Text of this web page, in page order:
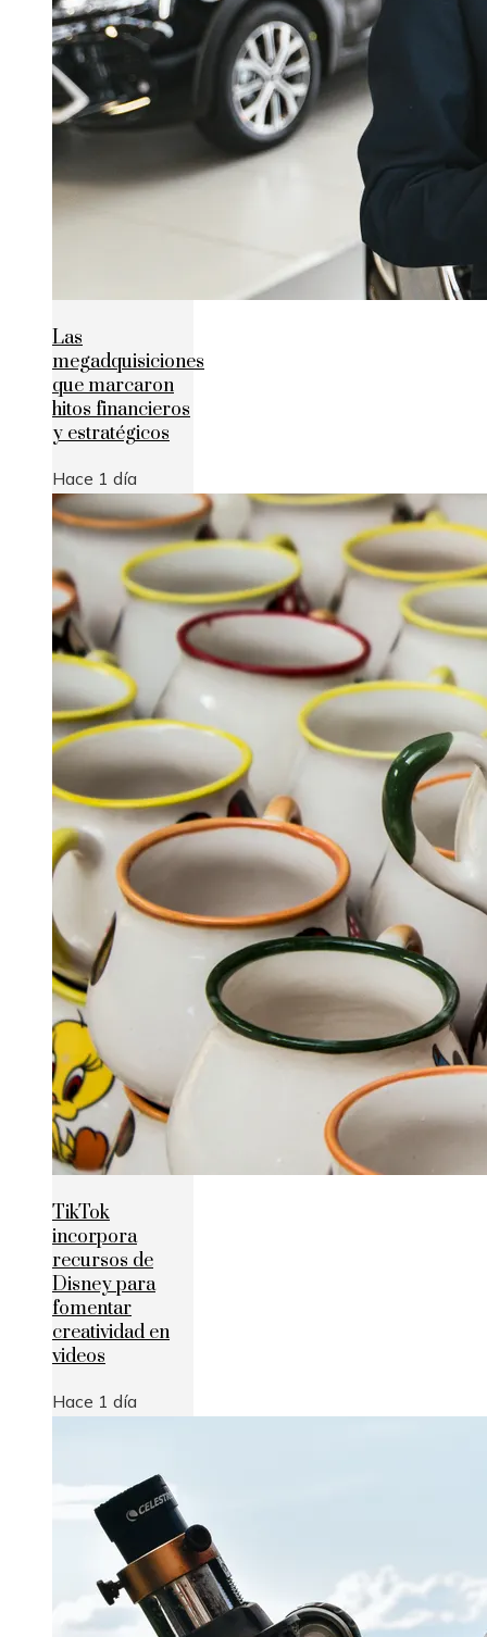
Las
megadquisiciones
que marcaron
hitos financieros
y estratégicos
Hace 1 día
TikTok
incorpora
recursos de
Disney para
fomentar
creatividad en
videos
Hace 1 día